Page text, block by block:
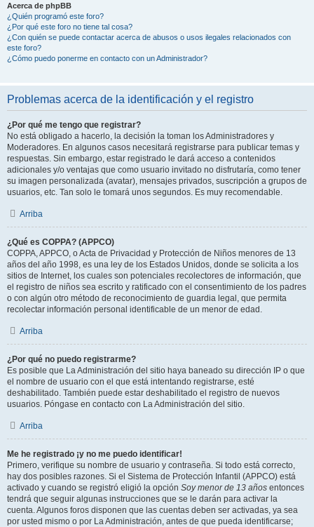
Acerca de phpBB
¿Quién programó este foro?
¿Por qué este foro no tiene tal cosa?
¿Con quién se puede contactar acerca de abusos o usos ilegales relacionados con
este foro?
¿Cómo puedo ponerme en contacto con un Administrador?
Problemas acerca de la identificación y el registro
¿Por qué me tengo que registrar?
No está obligado a hacerlo, la decisión la toman los Administradores y
Moderadores. En algunos casos necesitará registrarse para publicar temas y
respuestas. Sin embargo, estar registrado le dará acceso a contenidos
adicionales y/o ventajas que como usuario invitado no disfrutaría, como tener
su imagen personalizada (avatar), mensajes privados, suscripción a grupos de
usuarios, etc. Tan solo le tomará unos segundos. Es muy recomendable.
Arriba
¿Qué es COPPA? (APPCO)
COPPA, APPCO, o Acta de Privacidad y Protección de Niños menores de 13
años del año 1998, es una ley de los Estados Unidos, donde se solicita a los
sitios de Internet, los cuales son potenciales recolectores de información, que
el registro de niños sea escrito y ratificado con el consentimiento de los padres
o con algún otro método de reconocimiento de guardia legal, que permita
recolectar información personal identificable de un menor de edad.
Arriba
¿Por qué no puedo registrarme?
Es posible que La Administración del sitio haya baneado su dirección IP o que
el nombre de usuario con el que está intentando registrarse, esté
deshabilitado. También puede estar deshabilitado el registro de nuevos
usuarios. Póngase en contacto con La Administración del sitio.
Arriba
Me he registrado ¡y no me puedo identificar!
Primero, verifique su nombre de usuario y contraseña. Si todo está correcto,
hay dos posibles razones. Si el Sistema de Protección Infantil (APPCO) está
activado y cuando se registró eligió la opción Soy menor de 13 años entonces
tendrá que seguir algunas instrucciones que se le darán para activar la
cuenta. Algunos foros disponen que las cuentas deben ser activadas, ya sea
por usted mismo o por La Administración, antes de que pueda identificarse;